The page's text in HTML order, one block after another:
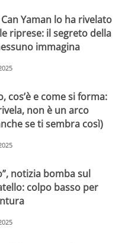
Yaman lo ha rivelato
riprese: il segreto della
immagina
cos’è e come si forma:
non è un arco
se ti sembra così)
notizia bomba sul
colpo basso per